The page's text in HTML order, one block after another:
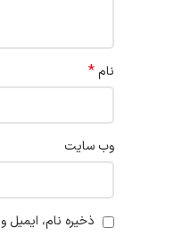
نام*
وب‌ سایت
ذخیره نام،